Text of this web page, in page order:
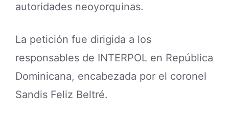
autoridades neoyorquinas.
La petición fue dirigida a los
responsables de INTERPOL en República
Dominicana, encabezada por el coronel
Sandis Feliz Beltré.